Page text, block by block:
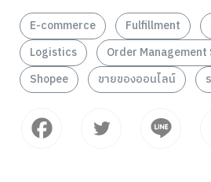
E-commerce Fulfillment
Logistics
Order Management
Shopee
ขายของออนไลน์